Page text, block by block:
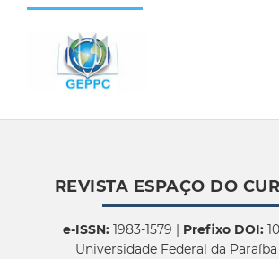
REVISTA ESPAÇO DO
e-ISSN:1983-1579 | Prefixo DOI:
Universidade Federal da Paraíba